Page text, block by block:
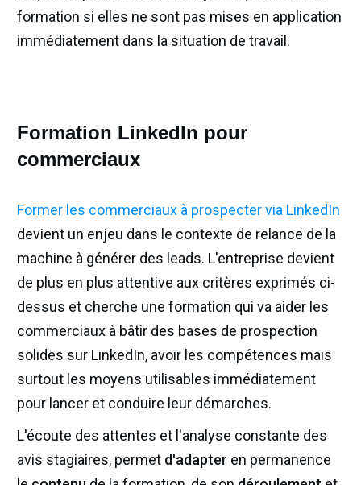
formation si elles ne sont pas mises en application
immédiatement dans la situation de travail.
Formation LinkedIn pour
commerciaux
Former les commerciaux à prospecter via LinkedIn
devient un enjeu dans le contexte de relance de la
machine à générer des leads. L'entreprise devient
de plus en plus attentive aux critères exprimés ci-
dessus et cherche une formation qui va aider les
commerciaux à bâtir des bases de prospection
solides sur LinkedIn, avoir les compétences mais
surtout les moyens utilisables immédiatement
pour lancer et conduire leur démarches.
L'écoute des attentes et l'analyse constante des
avis stagiaires, permet d'adapter en permanence